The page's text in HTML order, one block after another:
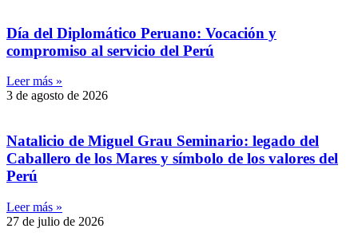
Día del Diplomático Peruano: Vocación y
compromiso al servicio del Perú
Leer más »
3 de agosto de 2026
Natalicio de Miguel Grau Seminario: legado del
Caballero de los Mares y símbolo de los valores del
Perú
Leer más »
27 de julio de 2026